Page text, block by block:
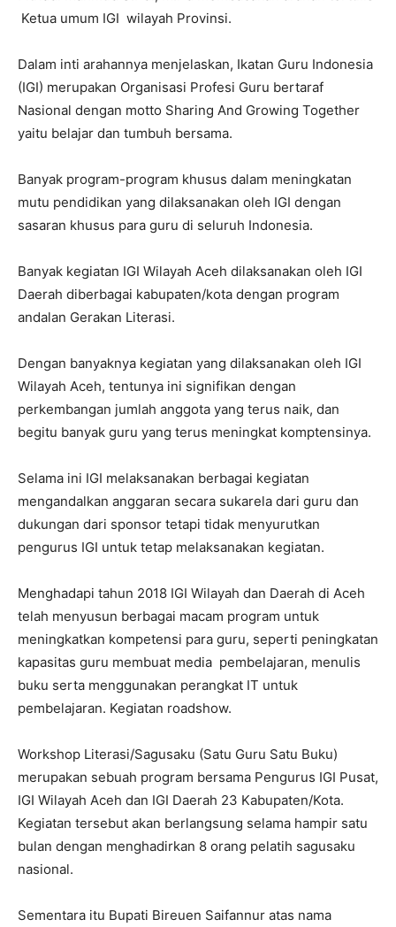
Ketua umum IGI wilayah Provinsi.
Dalam inti arahannya menjelaskan, Ikatan Guru Indonesia
(IGI) merupakan Organisasi Profesi Guru bertaraf
Nasional dengan motto Sharing And Growing Together
yaitu belajar dan tumbuh bersama.
Banyak program-program khusus dalam meningkatan
mutu pendidikan yang dilaksanakan oleh IGI dengan
sasaran khusus para guru di seluruh Indonesia.
Banyak kegiatan IGI Wilayah Aceh dilaksanakan oleh IGI
Daerah diberbagai kabupaten/kota dengan program
andalan Gerakan Literasi.
Dengan banyaknya kegiatan yang dilaksanakan oleh IGI
Wilayah Aceh, tentunya ini signifikan dengan
perkembangan jumlah anggota yang terus naik, dan
begitu banyak guru yang terus meningkat komptensinya.
Selama ini IGI melaksanakan berbagai kegiatan
mengandalkan anggaran secara sukarela dari guru dan
dukungan dari sponsor tetapi tidak menyurutkan
pengurus IGI untuk tetap melaksanakan kegiatan.
Menghadapi tahun 2018 IGI Wilayah dan Daerah di Aceh
telah menyusun berbagai macam program untuk
meningkatkan kompetensi para guru, seperti peningkatan
kapasitas guru membuat media pembelajaran, menulis
buku serta menggunakan perangkat IT untuk
pembelajaran. Kegiatan roadshow.
Workshop Literasi/Sagusaku (Satu Guru Satu Buku)
merupakan sebuah program bersama Pengurus IGI Pusat,
IGI Wilayah Aceh dan IGI Daerah 23 Kabupaten/Kota.
Kegiatan tersebut akan berlangsung selama hampir satu
bulan dengan menghadirkan 8 orang pelatih sagusaku
nasional.
Sementara itu Bupati Bireuen Saifannur atas nama